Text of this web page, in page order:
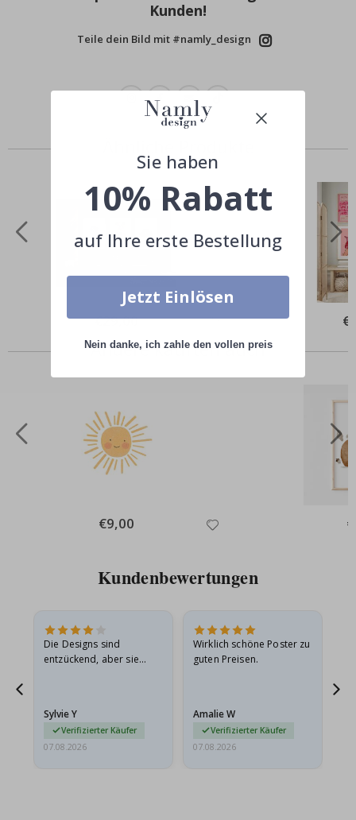
Kunden!
Teile dein Bild mit #namly_design
Special
€29,00
Andere kauften auch
Special
Price
€9,00
Kundenbewertungen
Die Designs sind
entzückend, aber sie
sie…
Sylvie Y
Verifizierter Käufer
07.08.2026
Wirklich schöne Poster zu
guten Preisen.
Amalie W
Verifizierter Käufer
07.08.2026
Sie haben
10% Rabatt
auf Ihre erste Bestellung
Jetzt Einlösen
Nein danke, ich zahle den vollen preis